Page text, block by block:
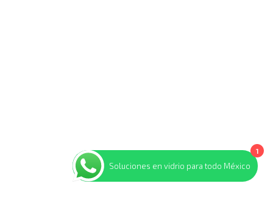
1
Soluciones en vidrio para todo México